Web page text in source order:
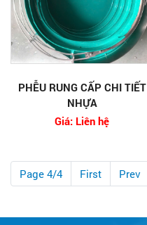
PHỄU RUNG CẤP CHI TIẾT
NHỰA
Giá: Liên hệ
Page 4/4 First Prev